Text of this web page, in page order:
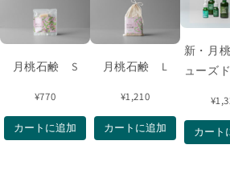
月桃石鹸 S
¥770
カートに追加
月桃石鹸 L
¥1,210
カートに追加
新・月
ューズ
カート